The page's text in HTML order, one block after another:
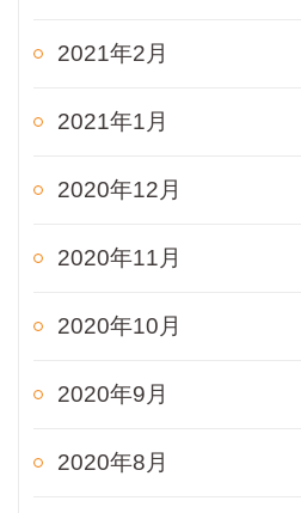
2021年2月
2021年1月
2020年12月
2020年11月
2020年10月
2020年9月
2020年8月